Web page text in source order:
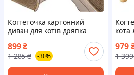
Когтеточка картонний
диван для котів дряпка
лежанка для заточування
пазурів 60 см дряпалка для
котів
899₴
1 285 ₴ -30%
кота
для
979
1 399